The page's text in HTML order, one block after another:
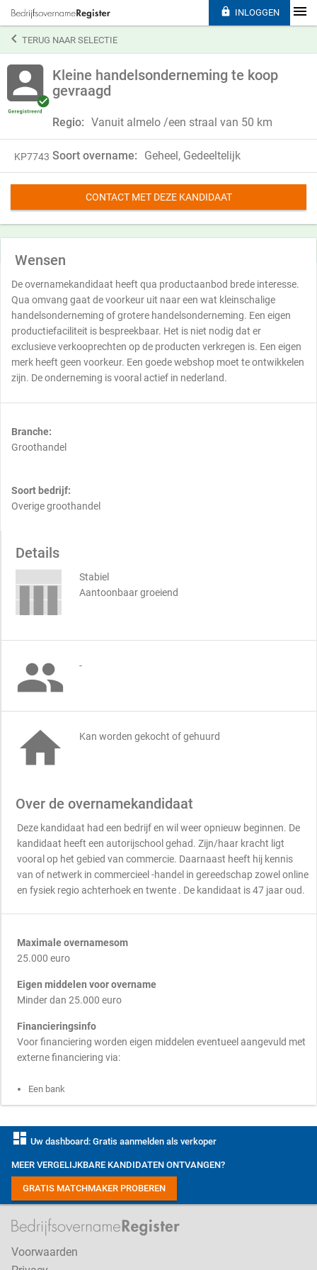
TERUG NAAR SELECTIE
Kleine handelsonderneming te koop
gevraagd
Regio: Vanuit almelo /een straal van 50 km
KP7743 Soort overname: Geheel, Gedeeltelijk
CONTACT MET DEZE KANDIDAAT
Wensen
De overnamekandidaat heeft qua productaanbod brede interesse.
Qua omvang gaat de voorkeur uit naar een wat kleinschalige
handelsonderneming of grotere handelsonderneming. Een eigen
productiefaciliteit is bespreekbaar. Het is niet nodig dat er
exclusieve verkooprechten op de producten verkregen is. Een eigen
merk heeft geen voorkeur. Een goede webshop moet te ontwikkelen
zijn. De onderneming is vooral actief in nederland.
Branche:
Groothandel
Soort bedrijf:
Overige groothandel
Details
Stabiel
Aantoonbaar groeiend
 -
 Kan worden gekocht of gehuurd
Over de overnamekandidaat
Deze kandidaat had een bedrijf en wil weer opnieuw beginnen. De
kandidaat heeft een autorijschool gehad. Zijn/haar kracht ligt
vooral op het gebied van commercie. Daarnaast heeft hij kennis
van of netwerk in commercieel -handel in gereedschap zowel online
en fysiek regio achterhoek en twente . De kandidaat is 47 jaar oud.
Maximale overnamesom
25.000 euro
Eigen middelen voor overname
Minder dan 25.000 euro
Financieringsinfo
Voor financiering worden eigen middelen eventueel aangevuld met
externe financiering via:
Een bank
 INLOGGEN
dashboard Uw dashboard: Gratis aanmelden als verkoper
MEER VERGELIJKBARE KANDIDATEN ONTVANGEN?
GRATIS MATCHMAKER PROBEREN
Voorwaarden